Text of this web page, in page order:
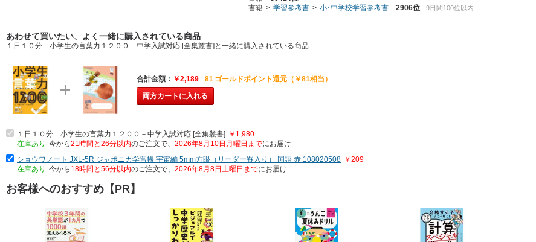
書籍
学習参考書 小･中学校学習参考書 2906位 9日間100位以内
あわせて買いたい、よく一緒に購入されている商品
１日１０分 小学生の言葉力１２００－中学入試対応 [全集叢書]と一緒に購入されている商品
合計金額 ￥2,189 81 ゴールドポイント還元（￥81相当）
両方カートに入れる
１日１０分 小学生の言葉力１２００－中学入試対応 [全集叢書] ￥1,980
在庫あり 今から21時間と26分以内のご注文で、 2026年8月10日月曜日までにお届け
ショウワノート JXL-5R ジャポニカ学習帳 宇宙編 5mm方眼（リーダー罫入り） 国語 赤 108020508 ￥209
在庫あり 今から 18時間と56分以内のご注文で、 2026年8月8日土曜日までにお届け
お客様へのおすすめ【PR】